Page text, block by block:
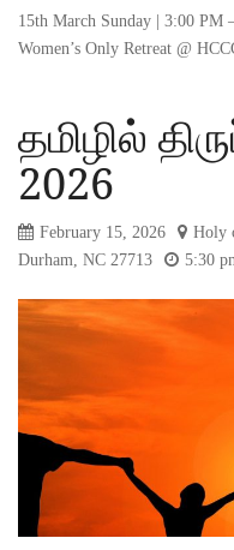
15th March Sunday | 3:00 PM
Women’s Only Retreat @
தமிழில்
2026
February 15, 2026
Holy
Durham, NC 27713
5:30